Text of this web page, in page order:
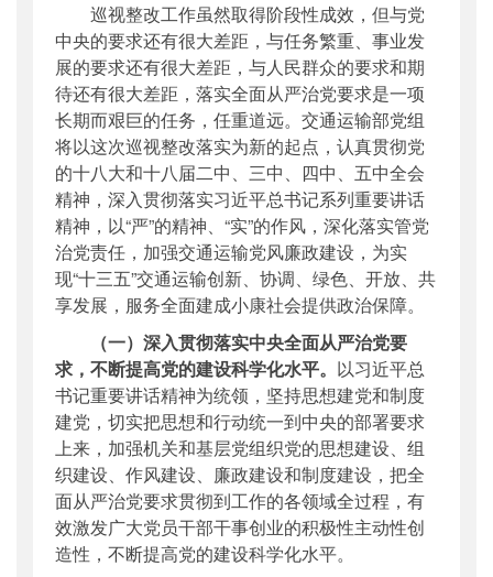
巡视整改工作虽然取得阶段性成效，但与党
中央的要求还有很大差距，与任务繁重、事业发
展的要求还有很大差距，与人民群众的要求和期
待还有很大差距，落实全面从严治党要求是一项
长期而艰巨的任务，任重道远。交通运输部党组
将以这次巡视整改落实为新的起点，认真贯彻党
的十八大和十八届二中、三中、四中、五中全会
精神，深入贯彻落实习近平总书记系列重要讲话
精神，以“严”的精神、“实”的作风，深化落实管党
治党责任，加强交通运输党风廉政建设，为实
现“十三五”交通运输创新、协调、绿色、开放、共
享发展，服务全面建成小康社会提供政治保障。
（一）深入贯彻落实中央全面从严治党要
求，不断提高党的建设科学化水平。 以习近平总
书记重要讲话精神为统领，坚持思想建党和制度
建党，切实把思想和行动统一到中央的部署要求
上来，加强机关和基层党组织党的思想建设、组
织建设、作风建设、廉政建设和制度建设，把全
面从严治党要求贯彻到工作的各领域全过程，有
效激发广大党员干部干事创业的积极性主动性创
造性，不断提高党的建设科学化水平。